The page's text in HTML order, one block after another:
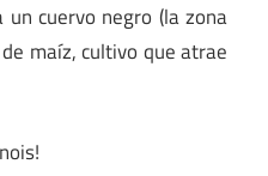
cuervo negro (la zona
maíz, cultivo que atrae